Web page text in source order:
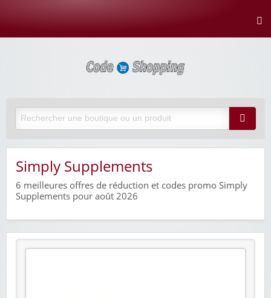
Simply Supplements
6 meilleures offres de réduction et codes promo Simply
Supplements pour août 2026